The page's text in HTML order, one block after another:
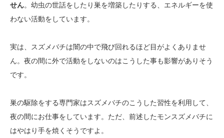
せん。幼虫の世話をしたり巣を増築したりする、エネルギーを使
わない活動をしています。
実は、スズメバチは闇の中で飛び回れるほど目がよくありませ
ん。夜の間に外で活動をしないのはこうした事も影響がありそう
です。
巣の駆除をする専門家はスズメバチのこうした習性を利用して、
夜の間にお仕事をしています。ただ、前述したモンスズメバチに
はやはり手を焼くそうですよ。